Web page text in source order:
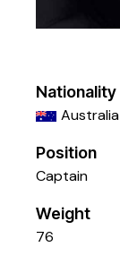
Nationality
Australia
Position
Captain
Weight
76